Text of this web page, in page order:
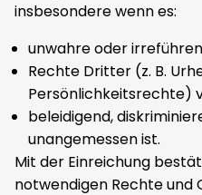
insbesondere wenn es:
unwahre oder
Rechte Dritter (z. B.
Persönlichkeitsrechte)
beleidigend,
unangemessen ist.
Mit der Einreichung
notwendigen Rechte und